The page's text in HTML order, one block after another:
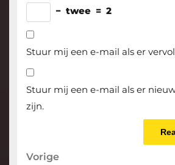
− twee = 2
Stuur mij een e-mail als er
Stuur mij een e-mail als er
zijn.
Berichtnavigatie
Vorige
Vorige